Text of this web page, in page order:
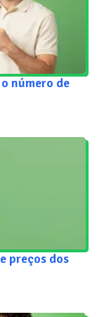
número de
preços dos